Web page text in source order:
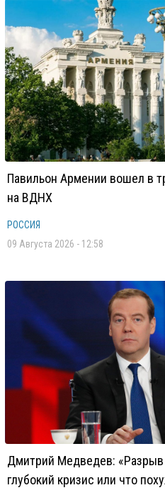
Павильон Армении вошел в
на ВДНХ
РОССИЯ
09 Августа 2026 - 12:58
Дмитрий Медведев:
глубокий кризис или что